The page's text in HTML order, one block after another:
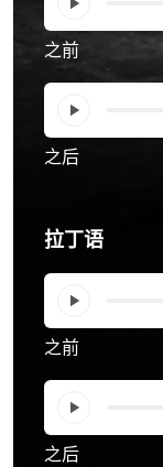
之前
之后
拉丁语
之前
之后